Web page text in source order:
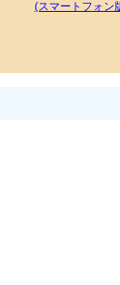
(スマートフォン